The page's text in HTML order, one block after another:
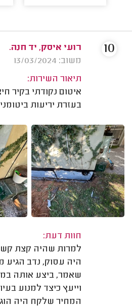
רועי איסק, יד חנה.
משוב: 13/03/2024
תיאור השירות:
איטום נקודתי בקיר
בעזרת יריעות
חוות דעת:
למרות שהיה קצת
היה עסוק, נדב הגיע
שאמר, ביצע אותה
וייעץ כיצד למנוע
המחיר שלקח היה הוגן
10